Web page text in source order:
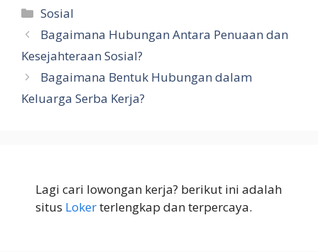
Kategori
Sosial
Bagaimana Hubungan Antara Penuaan dan
Kesejahteraan Sosial?
Bagaimana Bentuk Hubungan dalam
Keluarga Serba Kerja?
Lagi cari lowongan kerja? berikut ini adalah
situs Lokerterlengkap dan terpercaya.